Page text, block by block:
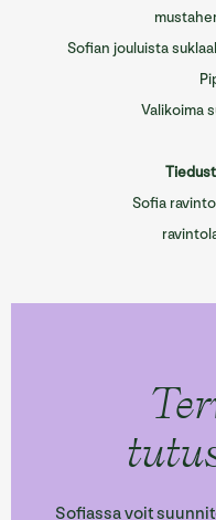
Sofian jouluista
Valikoima
Sofia
Sofiassa voit